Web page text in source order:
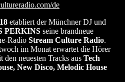
de
etabliert der Münchner DJ und
PERKINS seine brandneue
Radio Stream Culture Radio.
im Monat erwartet die Hörer
den neuesten Tracks aus Tech
New Disco, Melodic House